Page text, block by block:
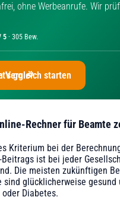
ohne Werbeanrufe. Wir
5 · 305 Bew.
go 🎉
Vergleich starten
Rechner für Beamte
Kriterium bei der
ist bei jeder
Die meisten zukünftigen
sind glücklicherweise gesund
Diabetes.